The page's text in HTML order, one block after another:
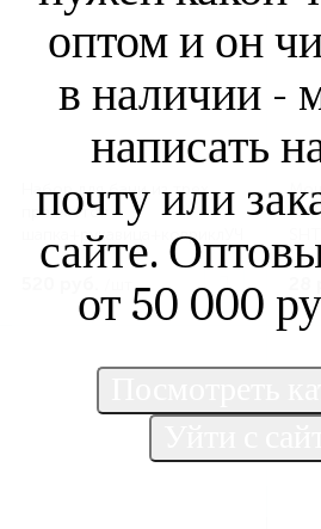
Набор для бани из трех
предметов
шапка+рукавица+ковриклУЧШИЙ
БАНЩИК (BANNYE
28
оптом и он
в наличии -
написать
почту или
сайте.
от 50 000